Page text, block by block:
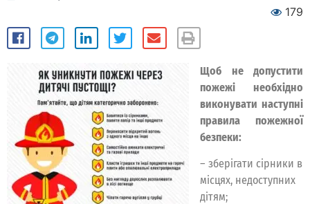
179
Щоб не допустити
пожежі необхідно
виконувати наступні
правила пожежної
безпеки:
– зберігати сірники в
місцях, недоступних
дітям;